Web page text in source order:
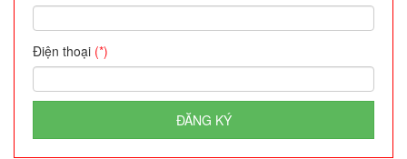
Điện thoại (*)
ĐĂNG KÝ